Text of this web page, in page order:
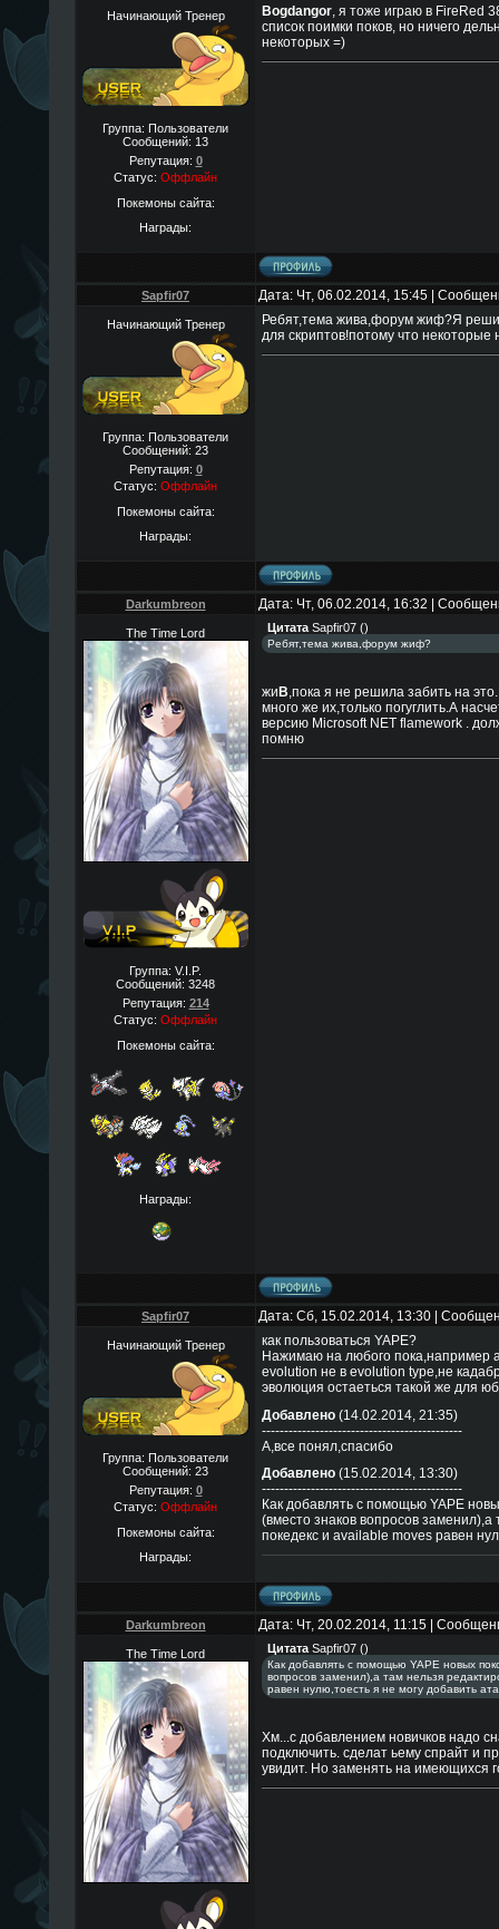
Начинающий Тренер
Группа: Пользователи
Сообщений: 13
Репутация: 0
Статус: Оффлайн
Покемоны сайта:
Награды:
Bogdangor, я тоже играю в FireRed
список поимки поков, но ничего
некоторых =)
Sapfir07 Дата: Чт, 06.02.2014, 15:45 |
Начинающий Тренер
Группа: Пользователи
Сообщений: 23
Репутация: 0
Статус: Оффлайн
Покемоны сайта:
Награды:
Ребят,тема жива,форум жиф?Я
для скриптов!потому что некоторые
Darkumbreon Дата: Чт, 06.02.2014, 16:32 |
The Time Lord
Группа: V.I.P.
Сообщений: 3248
Репутация: 214
Статус: Оффлайн
Покемоны сайта:
Награды:
Цитата Sapfir07()
Ребят,тема жива,форум жиф?
жи В,пока я не решила забить на
много же их,только погуглить.А
версию Microsoft NET flamework .
помню
Sapfir07 Дата: Сб, 15.02.2014, 13:30 |
Начинающий Тренер
Группа: Пользователи
Сообщений: 23
Репутация: 0
Статус: Оффлайн
Покемоны сайта:
Награды:
как пользоваться YAPE?
Нажимаю на любого пока,например
evolution не в evolution type,не
эволюция остаеться такой же для
Добавлено(14.02.2014, 21:35)
---------------------------------------------
А,все понял,спасибо
Добавлено(15.02.2014, 13:30)
---------------------------------------------
Как добавлять с помощью YAPE
(вместо знаков вопросов заменил),а
покедекс и available moves равен
Darkumbreon Дата: Чт, 20.02.2014, 11:15 |
The Time Lord Цитата Sapfir07()
Как добавлять с помощью YAPE новых
вопросов заменил),а там нельзя
равен нулю,тоесть я не могу добавить
Хм...с добавлением новичков надо
подключить. сделат ьему спрайт и
увидит. Но заменять на имеющихся